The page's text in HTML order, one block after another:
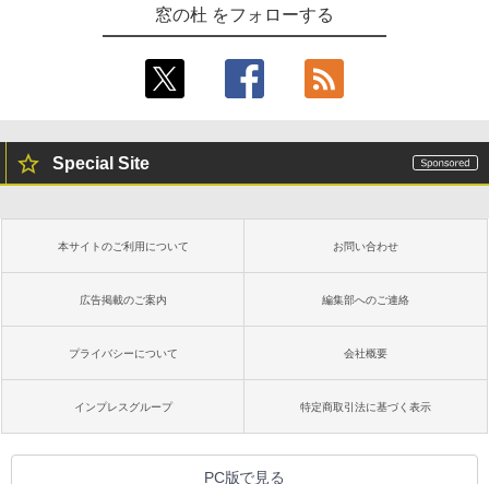
窓の杜 をフォローする
Special Site
本サイトのご利用について お問い合わせ
広告掲載のご案内 編集部へのご連絡
プライバシーについて 会社概要
インプレスグループ 特定商取引法に基づく表示
PC版で見る